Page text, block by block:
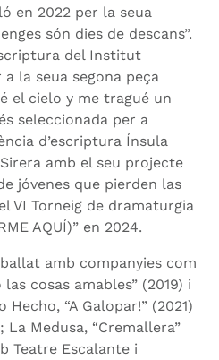
en 2022 per la seua
són dies de descans”.
del Institut
la seua segona peça
el cielo y me tragué un
seleccionada per a
d’escriptura Ínsula
amb el seu projecte
jóvenes que pierden las
VI Torneig de dramaturgia
AQUÍ)” en 2024.
amb companyies com
cosas amables” (2019) i
Hecho, “A Galopar!” (2021)
La Medusa, “Cremallera”
Teatre Escalante i